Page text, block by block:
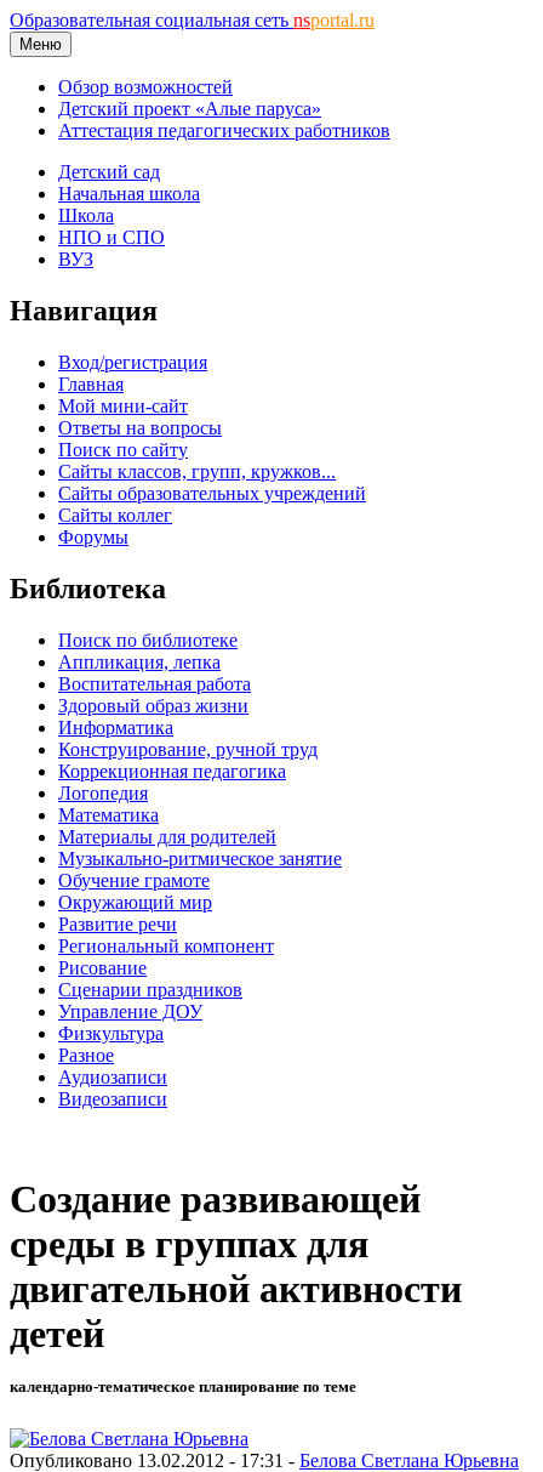
Образовательная социальная сеть nsportal.ru
Меню
Обзор возможностей
Детский проект «Алые паруса»
Аттестация педагогических работников
Детский сад
Начальная школа
Школа
НПО и СПО
ВУЗ
Навигация
Вход/регистрация
Главная
Мой мини-сайт
Ответы на вопросы
Поиск по сайту
Сайты классов, групп, кружков...
Сайты образовательных учреждений
Сайты коллег
Форумы
Библиотека
Поиск по библиотеке
Аппликация, лепка
Воспитательная работа
Здоровый образ жизни
Информатика
Конструирование, ручной труд
Коррекционная педагогика
Логопедия
Математика
Материалы для родителей
Музыкально-ритмическое занятие
Обучение грамоте
Окружающий мир
Развитие речи
Региональный компонент
Рисование
Сценарии праздников
Управление ДОУ
Физкультура
Разное
Аудиозаписи
Видеозаписи
Создание развивающей
среды в группах для
двигательной активности
детей
календарно-тематическое планирование по теме
Опубликовано 13.02.2012 - 17:31 - Белова Светлана Юрьевна